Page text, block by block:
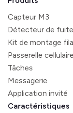
Capteur M3
Détecteur de
Kit de montage
Passerelle cellulaire
Tâches
Messagerie
Application invité
Caractéristiques